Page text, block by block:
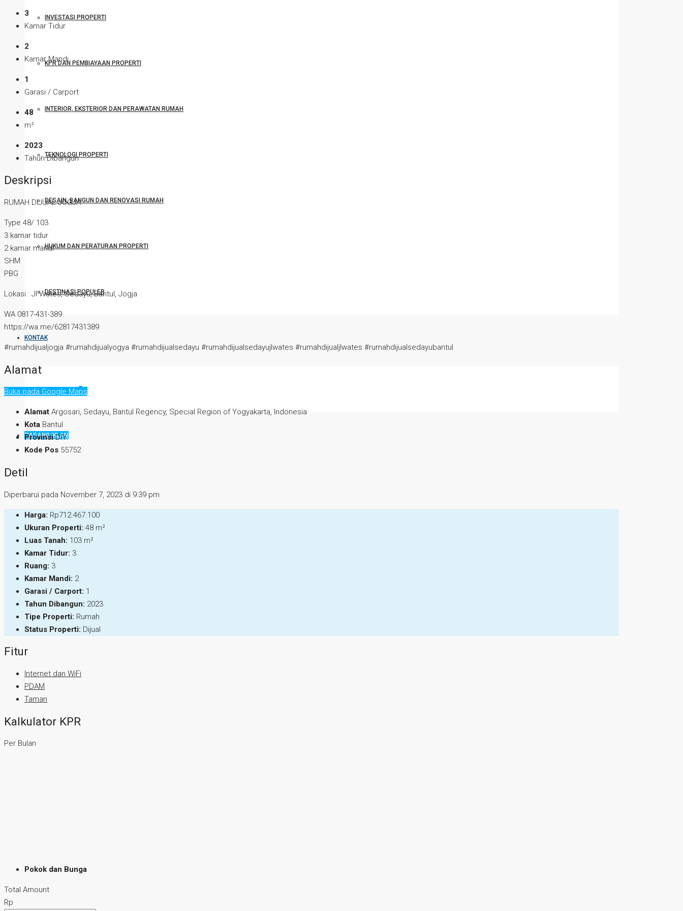
INVESTASI PROPERTI
KPR DAN PEMBIAYAAN PROPERTI
INTERIOR, EKSTERIOR DAN PERAWATAN RUMAH
TEKNOLOGI PROPERTI
DESAIN, BANGUN DAN RENOVASI RUMAH
HUKUM DAN PERATURAN PROPERTI
DESTINASI POPULER
KONTAK
FAVORITES0
PASANG IKLAN
3
Kamar Tidur
2
Kamar Mandi
1
Garasi / Carport
48
m²
2023
Tahun Dibangun
Deskripsi
RUMAH DIJUAL JOGJA
Type 48/ 103
3 kamar tidur
2 kamar mandi
SHM
PBG
Lokasi : Jl Wates, Sedayu, Bantul, Jogja
WA 0817-431-389
https://wa.me/62817431389
#rumahdijualjogja #rumahdijualyogya #rumahdijualsedayu #rumahdijualsedayujlwates #rumahdijualjlwates #rumahdijualsedayubantul
Alamat
Buka pada Google Maps
Alamat Argosari, Sedayu, Bantul Regency, Special Region of Yogyakarta, Indonesia
Kota Bantul
Provinsi DIY
Kode Pos 55752
Detil
Diperbarui pada November 7, 2023 di 9:39 pm
Harga: Rp712.467.100
Ukuran Properti: 48 m²
Luas Tanah: 103 m²
Kamar Tidur: 3
Ruang: 3
Kamar Mandi: 2
Garasi / Carport: 1
Tahun Dibangun: 2023
Tipe Properti: Rumah
Status Properti: Dijual
Fitur
Internet dan WiFi
PDAM
Taman
Kalkulator KPR
Per Bulan
Pokok dan Bunga
Total Amount
Rp